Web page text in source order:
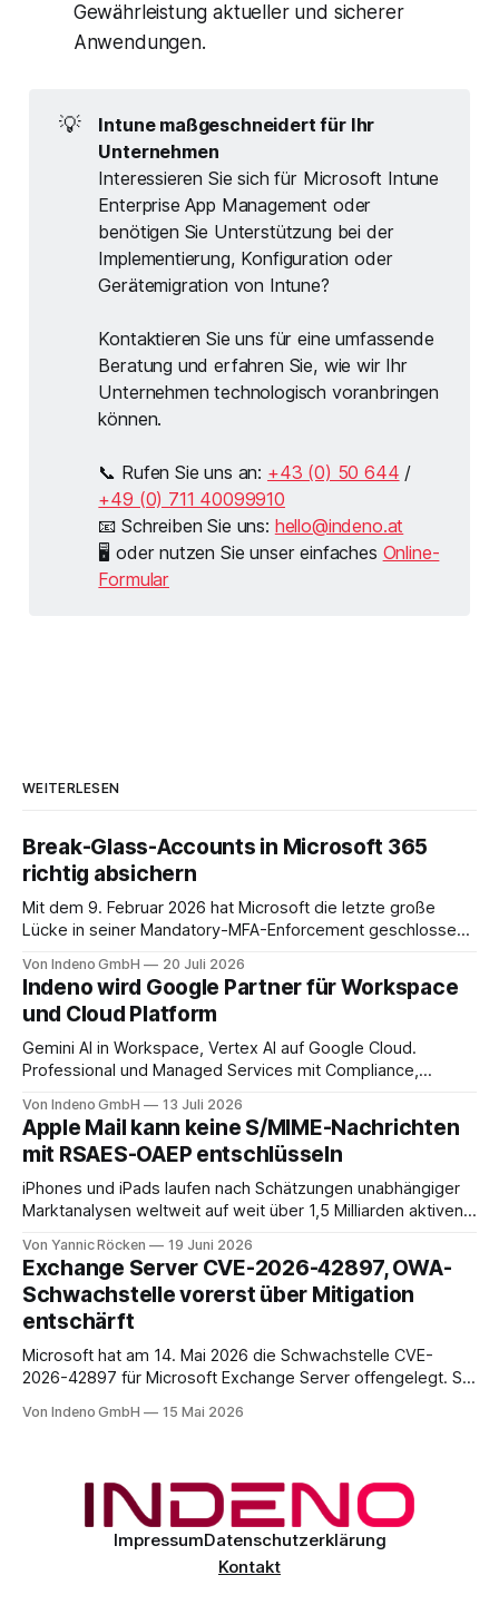
Gewährleistung aktueller und sicherer
Anwendungen.
💡
Intune maßgeschneidert für Ihr
Unternehmen
Interessieren Sie sich für Microsoft Intune
Enterprise App Management oder
benötigen Sie Unterstützung bei der
Implementierung, Konfiguration oder
Gerätemigration von Intune?
Kontaktieren Sie uns für eine umfassende
Beratung und erfahren Sie, wie wir Ihr
Unternehmen technologisch voranbringen
können.
📞 Rufen Sie uns an: +43 (0) 50 644 /
+49 (0) 711 40099910
📧 Schreiben Sie uns: hello@indeno.at
🖥 oder nutzen Sie unser einfaches Online-
Formular
WEITERLESEN
Break-Glass-Accounts in Microsoft 365
richtig absichern
Mit dem 9. Februar 2026 hat Microsoft die letzte große
Lücke in seiner Mandatory-MFA-Enforcement geschlossen.
Microsoft 365 Admin Center anmeldet, einen zweiten
Faktor nachweisen. Für das Entra Admin Center, das Azure-
Portal und das Intune Admin Center gilt das
Von Indeno GmbH 20 Juli 2026
Indeno wird Google Partner für Workspace
und Cloud Platform
Gemini AI in Workspace, Vertex AI auf Google Cloud.
Professional und Managed Services mit Compliance,
DACH.
Von Indeno GmbH 13 Juli 2026
Apple Mail kann keine S/MIME-Nachrichten
mit RSAES-OAEP entschlüsseln
iPhones und iPads laufen nach Schätzungen unabhängiger
Marktanalysen weltweit auf weit über 1,5 Milliarden aktiven
im Bereich von 25 bis 30 Prozent auf Geschäftsumfelder,
also Smartphones und Tablets, die im beruflichen Kontext
genutzt werden, sei es als reines Diensthandy, als COPE-
Von Yannic Röcken 19 Juni 2026
Exchange Server CVE-2026-42897, OWA-
Schwachstelle vorerst über Mitigation
entschärft
Microsoft hat am 14. Mai 2026 die Schwachstelle CVE-
2026-42897 für Microsoft Exchange Server offengelegt. Sie
unauthentifizierten Angreifer, über eine speziell präparierte
Von Indeno GmbH 15 Mai 2026
ImpressumDatenschutzerklärung
Kontakt